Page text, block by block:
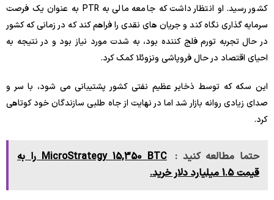
کشور رسید. او انتظار داشت که جامعه مالی به PTR به عنوان یک فرصت
سرمایه گذاری نگاه کند و جریان های نقدی را فراهم کند که در زمانی که کشور
در حال تجربه تورم فلج کننده بود، به شدت مورد نیاز بود و در نتیجه به
احیای اقتصاد در حال فروپاشی ونزوئلا کمک کرد.
این سکه که توسط ذخایر عظیم نفتی کشور پشتیبانی می شود، با سر و
صدای زیادی روانه بازار شد اما در نهایت از جاه طلبی سازندگان خود کوتاهی
کرد.
حتما مطالعه کنید :
MicroStrategy 15,350 BTC را به
قیمت 1.5 میلیارد دلار خرید.